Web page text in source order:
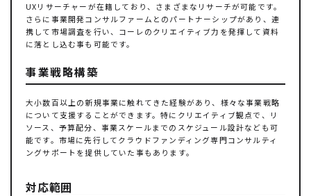
UXリサーチャーが在籍しており、さまざまなリサーチが可能です。
さらに事業開発コンサルファームとのパートナーシップがあり、連
携して市場調査を行い、コーレのクリエイティブ力を発揮して資料
に落とし込む事も可能です。
事業戦略構築
大小数百以上の新規事業に触れてきた経験があり、様々な事業戦略
について支援することができます。特にクリエイティブ観点で、リ
ソース、予算配分、事業スケールまでのスケジュール設計なども可
能です。市場に先行してクラウドファンディング専門コンサルティ
ングサポートを提供していた事もあります。
対応範囲